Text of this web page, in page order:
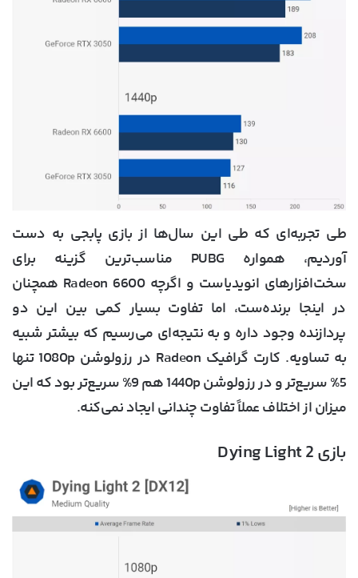
طی تجربه‌ای که طی این سال‌ها از بازی پابجی به دست
آوردیم، همواره PUBG مناسب‌ترین گزینه برای
سخت‌افزارهای انویدیاست و اگرچه Radeon 6600 همچنان
در اینجا برنده‌ست، اما تفاوت بسیار کمی بین این دو
پردازنده وجود داره و به نتیجه‌ای می‌رسیم که بیشتر شبیه
به تساویه. کارت گرافیک Radeon در رزولوشن 1080p تنها
5% سریع‌تر و در رزولوشن 1440p هم 9% سریع‌تر بود که این
میزان از اختلاف عملاً تفاوت چندانی ایجاد نمی‌کنه.
بازی Dying Light 2